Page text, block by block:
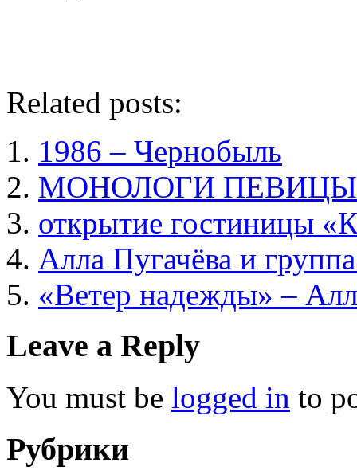
Related posts:
1986 – Чернобыль
МОНОЛОГИ ПЕВИЦЫ
открытие гостиницы
Алла Пугачёва и
«Ветер надежды» –
Leave a Reply
You must be logged in to
Рубрики